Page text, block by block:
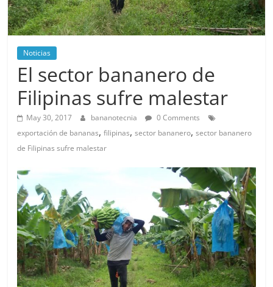
Noticias
El sector bananero de
Filipinas sufre malestar
May 30, 2017 bananotecnia
0 Comments
exportación de bananas,filipinas,sector bananero,sector bananero
de Filipinas sufre malestar